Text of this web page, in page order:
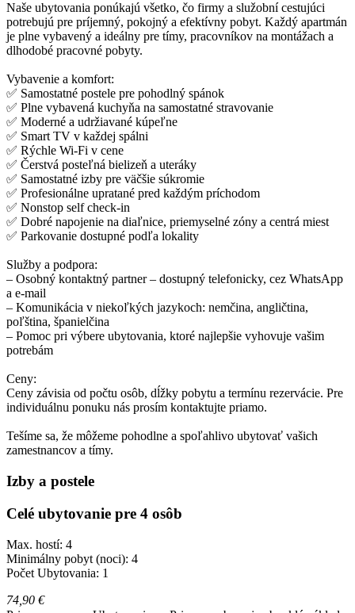
Naše ubytovania ponúkajú všetko, čo firmy a služobní cestujúci
potrebujú pre príjemný, pokojný a efektívny pobyt. Každý apartmán
je plne vybavený a ideálny pre tímy, pracovníkov na montážach a
dlhodobé pracovné pobyty.
Vybavenie a komfort:
✅ Samostatné postele pre pohodlný spánok
✅ Plne vybavená kuchyňa na samostatné stravovanie
✅ Moderné a udržiavané kúpeľne
✅ Smart TV v každej spálni
✅ Rýchle Wi-Fi v cene
✅ Čerstvá posteľná bielizeň a uteráky
✅ Samostatné izby pre väčšie súkromie
✅ Profesionálne upratané pred každým príchodom
✅ Nonstop self check-in
✅ Dobré napojenie na diaľnice, priemyselné zóny a centrá miest
✅ Parkovanie dostupné podľa lokality
Služby a podpora:
– Osobný kontaktný partner – dostupný telefonicky, cez WhatsApp
a e-mail
– Komunikácia v niekoľkých jazykoch: nemčina, angličtina,
poľština, španielčina
– Pomoc pri výbere ubytovania, ktoré najlepšie vyhovuje vašim
potrebám
Ceny:
Ceny závisia od počtu osôb, dĺžky pobytu a termínu rezervácie. Pre
individuálnu ponuku nás prosím kontaktujte priamo.
Tešíme sa, že môžeme pohodlne a spoľahlivo ubytovať vašich
zamestnancov a tímy.
Izby a postele
Celé ubytovanie pre 4 osôb
Max. hostí: 4
Minimálny pobyt (noci): 4
Počet Ubytovania: 1
74,90 €